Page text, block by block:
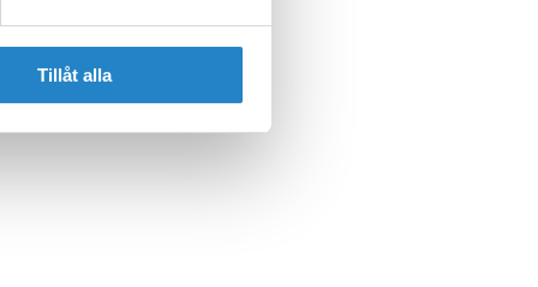
Tillåt alla